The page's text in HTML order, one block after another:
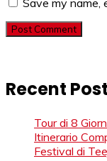
Save my name,
Recent
Tour di 8
Itinerario
Festival di